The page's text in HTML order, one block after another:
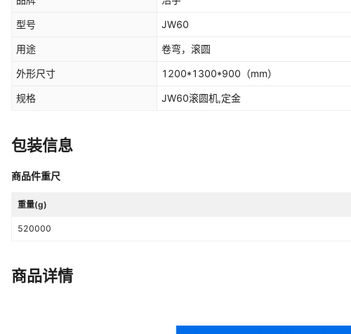
型号 JW60
用途 卷弯，滚圆
外形尺寸 1200*1300*900 （mm）
规格 JW60滚圆机,定金
包装信息
商品件重尺
重量(g)
520000
商品详情